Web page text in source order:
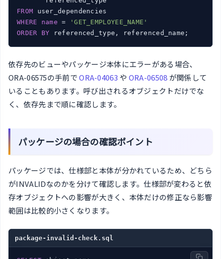
FROM
WHERE
name =
'GET_EMPLOYEE_NAME'
ORDER
BY referenced_type, referenced_name;
依存先のビューやパッケージ本体にエラーがある場合、
ORA-06575の手前でORA-04063 や ORA-06508 が関係して
いることもあります。呼び出されるオブジェクトだけでな
く、依存先まで順に確認します。
パッケージの場合の確認ポイント
パッケージでは、仕様部と本体が分かれているため、どちら
がINVALIDなのかを分けて確認します。仕様部が変わると依
存オブジェクトへの影響が大きく、本体だけの修正なら影響
範囲は比較的小さくなります。
package-invalid-check.sql